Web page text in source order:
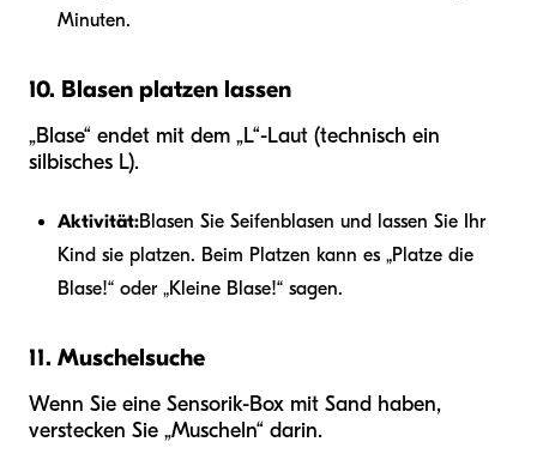
Minuten.
10. Blasen platzen lassen
„Blase“ endet mit dem „L“-Laut (technisch ein
silbisches L).
Aktivität:Blasen Sie Seifenblasen und lassen Sie Ihr
Kind sie platzen. Beim Platzen kann es „Platze die
Blase!“ oder „Kleine Blase!“ sagen.
11. Muschelsuche
Wenn Sie eine Sensorik-Box mit Sand haben,
verstecken Sie „Muscheln“ darin.